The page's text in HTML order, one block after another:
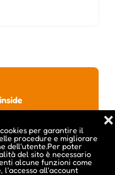
per garantire il
procedure e migliorare
dell'utente.Per poter
del sito è necessario
alcune funzioni come
l'accesso all'account
❌